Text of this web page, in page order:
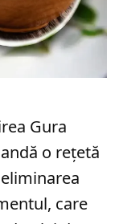
Gura
o rețetă
care